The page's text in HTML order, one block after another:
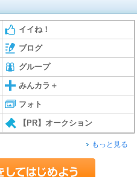
イイね！
ブログ
グループ
みんカラ＋
フォト
【PR】オークション
もっと見る